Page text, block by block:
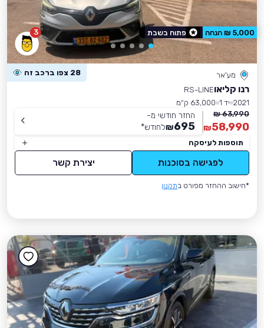
3
מע'אר 28 צפו ברכב זה
רנו קליאוRS-LINE
2021 יד 1
63,000 ק״מ
63,990 ₪
58,990
₪
החזר חודשי מ-
695
₪לחודש*
תוספות לעיסקה
לפגישה בסוכנות יצירת קשר
*חישוב ההחזר מפורט בתקנון
5,000 ₪ הנחה פתוח בשבת